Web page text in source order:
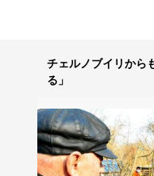
チェルノブイリから
る」